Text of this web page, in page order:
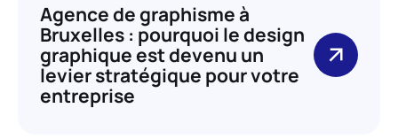
Agence de graphisme à
Bruxelles : pourquoi le design
graphique est devenu un
levier stratégique pour votre
entreprise